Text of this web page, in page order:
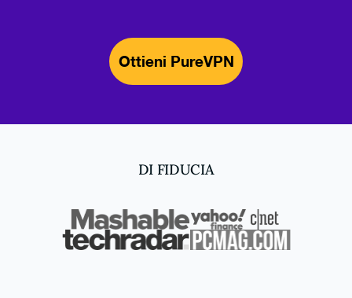
Ottieni PureVPN
DI FIDUCIA